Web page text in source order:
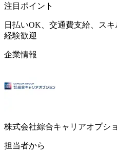
注目ポイント
日払いOK、交通費支給、ス
経験歓迎
企業情報
株式会社綜合キャリアオプシ
担当者から